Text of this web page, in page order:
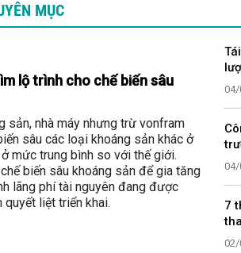
MỤC
lộ trình cho chế biến sâu
sản, nhà máy nhưng trừ vonfram
sâu các loại khoáng sản khác ở
mức trung bình so với thế giới.
biến sâu khoáng sản để gia tăng
lãng phí tài nguyên đang được
quyết liệt triển khai.
04/
04/
7
02/